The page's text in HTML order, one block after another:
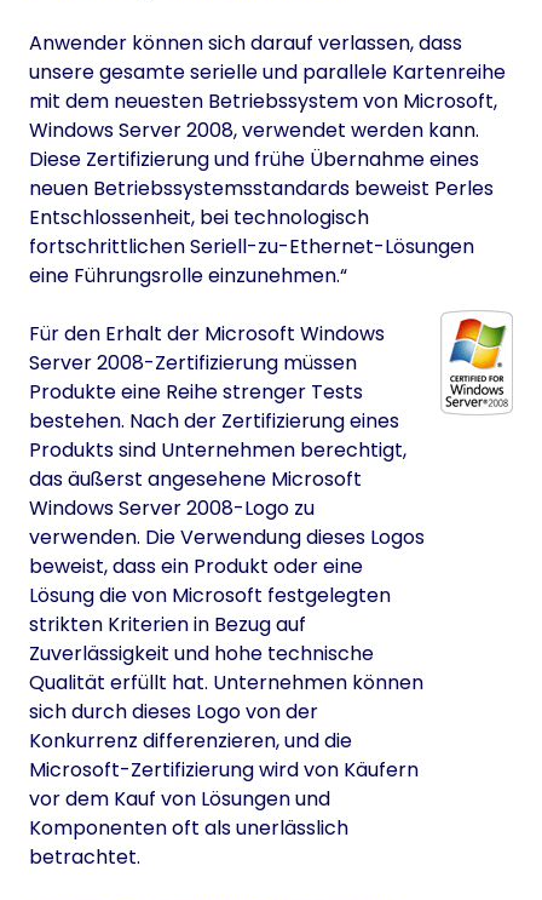
Anwender können sich darauf verlassen, dass
unsere gesamte serielle und parallele Kartenreihe
mit dem neuesten Betriebssystem von Microsoft,
Windows Server 2008, verwendet werden kann.
Diese Zertifizierung und frühe Übernahme eines
neuen Betriebssystemsstandards beweist Perles
Entschlossenheit, bei technologisch
fortschrittlichen Seriell-zu-Ethernet-Lösungen
eine Führungsrolle einzunehmen.“
Für den Erhalt der Microsoft Windows
Server 2008-Zertifizierung müssen
Produkte eine Reihe strenger Tests
bestehen. Nach der Zertifizierung eines
Produkts sind Unternehmen berechtigt,
das äußerst angesehene Microsoft
Windows Server 2008-Logo zu
verwenden. Die Verwendung dieses Logos
beweist, dass ein Produkt oder eine
Lösung die von Microsoft festgelegten
strikten Kriterien in Bezug auf
Zuverlässigkeit und hohe technische
Qualität erfüllt hat. Unternehmen können
sich durch dieses Logo von der
Konkurrenz differenzieren, und die
Microsoft-Zertifizierung wird von Käufern
vor dem Kauf von Lösungen und
Komponenten oft als unerlässlich
betrachtet.